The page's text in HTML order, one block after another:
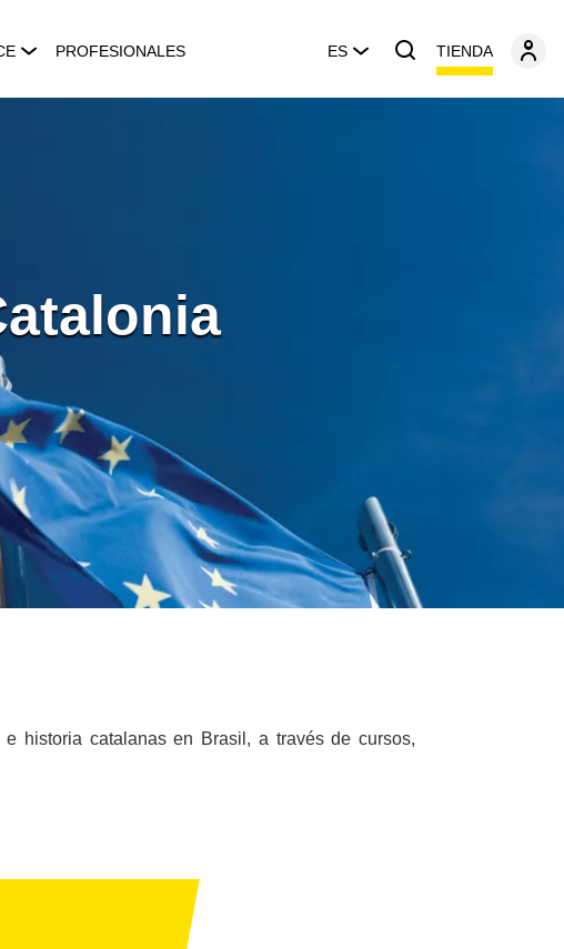
PROFESIONALES ES TIENDA
historia catalanas en Brasil, a través de cursos,